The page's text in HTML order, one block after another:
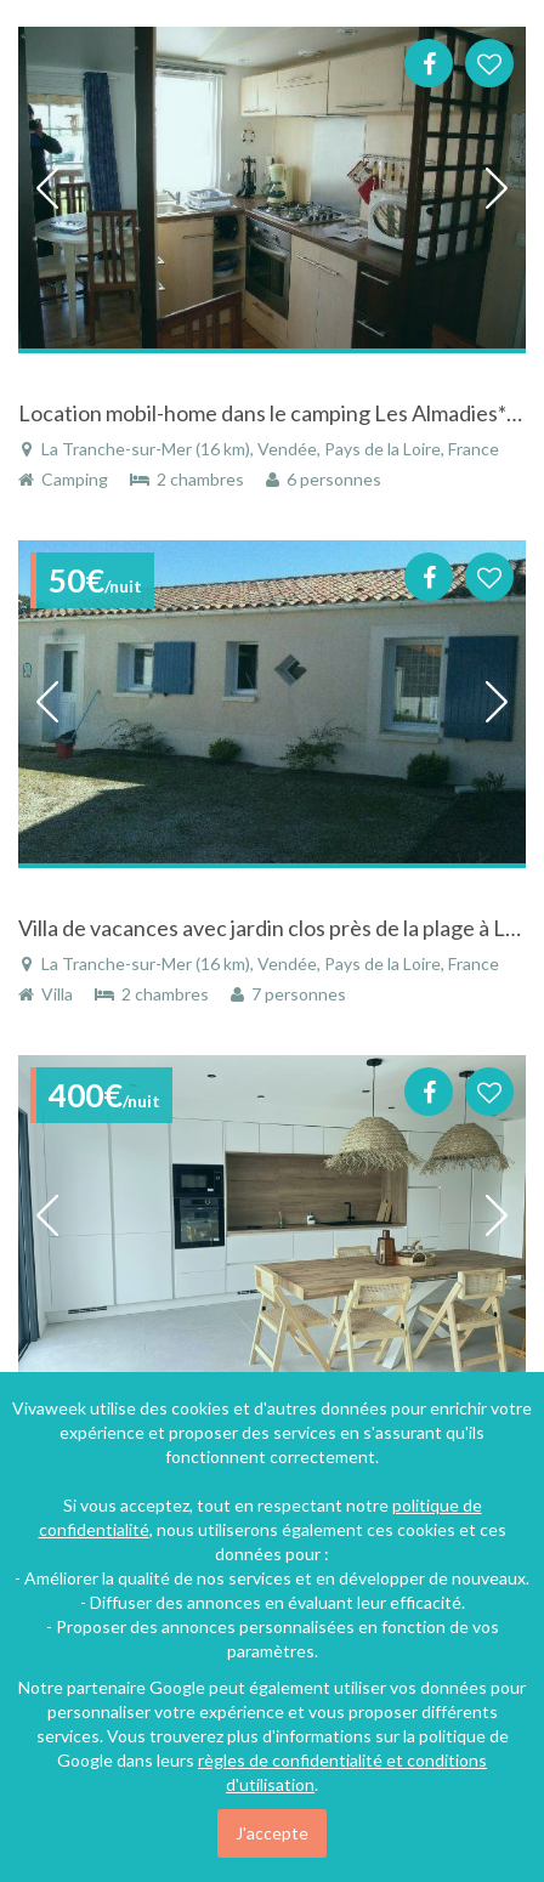
Location mobil-home dans le camping Les Almadies**** en Vendée
La Tranche-sur-Mer (16 km), Vendée, Pays de la Loire, France
Camping
2 chambres 6 personnes
50€/nuit
Villa de vacances avec jardin clos près de la plage à La Tranche-sur-Mer en Vendée
La Tranche-sur-Mer (16 km), Vendée, Pays de la Loire, France
Villa
2 chambres 7 personnes
400€/nuit
Villa
4 chambres 12 personnes
Vivaweek utilise des cookies et d'autres données pour enrichir votre
expérience et proposer des services en s'assurant qu'ils
fonctionnent correctement.
Si vous acceptez, tout en respectant notrepolitique de
confidentialité, nous utiliserons également ces cookies et ces
données pour :
- Améliorer la qualité de nos services et en développer de nouveaux.
- Diffuser des annonces en évaluant leur efficacité.
- Proposer des annonces personnalisées en fonction de vos
paramètres.
Notre partenaire Google peut également utiliser vos données pour
personnaliser votre expérience et vous proposer différents
services. Vous trouverez plus d'informations sur la politique de
Google dans leurs règles de confidentialité et conditions
d'utilisation.
J'accepte